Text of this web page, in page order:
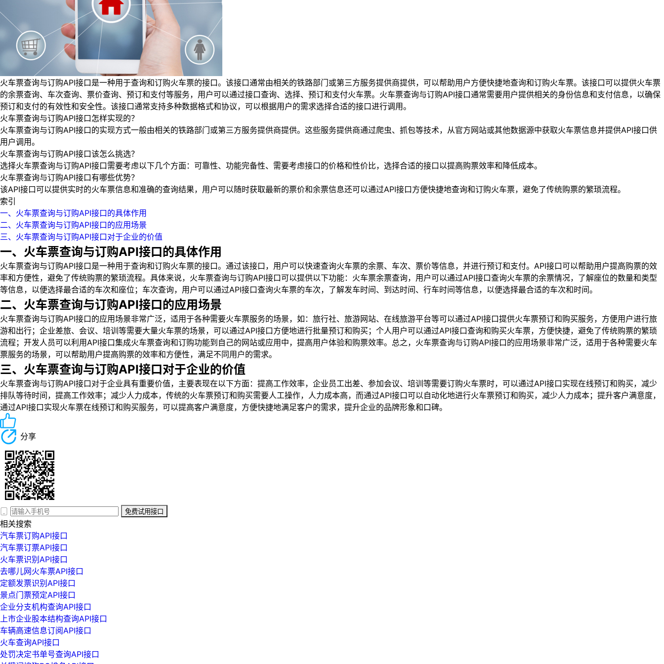
火车票查询与订购API接口是一种用于查询和订购火车票的接口。该接口通常由相关的铁路部门或第三方服务提供商提供，可以帮助用户方便快捷地查询和订购火车票。该接口可以提供火车票
的余票查询、车次查询、票价查询、预订和支付等服务，用户可以通过接口查询、选择、预订和支付火车票。火车票查询与订购API接口通常需要用户提供相关的身份信息和支付信息，以确保
预订和支付的有效性和安全性。该接口通常支持多种数据格式和协议，可以根据用户的需求选择合适的接口进行调用。
火车票查询与订购API接口怎样实现的？
火车票查询与订购API接口的实现方式一般由相关的铁路部门或第三方服务提供商提供。这些服务提供商通过爬虫、抓包等技术，从官方网站或其他数据源中获取火车票信息并提供API接口供
用户调用。
火车票查询与订购API接口该怎么挑选？
选择火车票查询与订购API接口需要考虑以下几个方面：可靠性、功能完备性、需要考虑接口的价格和性价比，选择合适的接口以提高购票效率和降低成本。
火车票查询与订购API接口有哪些优势？
该API接口可以提供实时的火车票信息和准确的查询结果，用户可以随时获取最新的票价和余票信息还可以通过API接口方便快捷地查询和订购火车票，避免了传统购票的繁琐流程。
索引
一、火车票查询与订购API接口的具体作用
二、火车票查询与订购API接口的应用场景
三、火车票查询与订购API接口对于企业的价值
一、火车票查询与订购API接口的具体作用
火车票查询与订购API接口是一种用于查询和订购火车票的接口。通过该接口，用户可以快速查询火车票的余票、车次、票价等信息，并进行预订和支付。API接口可以帮助用户提高购票的效
率和方便性，避免了传统购票的繁琐流程。具体来说，火车票查询与订购API接口可以提供以下功能：火车票余票查询，用户可以通过API接口查询火车票的余票情况，了解座位的数量和类型
等信息，以便选择最合适的车次和座位；车次查询，用户可以通过API接口查询火车票的车次，了解发车时间、到达时间、行车时间等信息，以便选择最合适的车次和时间。
二、火车票查询与订购API接口的应用场景
火车票查询与订购API接口的应用场景非常广泛，适用于各种需要火车票服务的场景，如：旅行社、旅游网站、在线旅游平台等可以通过API接口提供火车票预订和购买服务，方便用户进行旅
游和出行；企业差旅、会议、培训等需要大量火车票的场景，可以通过API接口方便地进行批量预订和购买；个人用户可以通过API接口查询和购买火车票，方便快捷，避免了传统购票的繁琐
流程；开发人员可以利用API接口集成火车票查询和订购功能到自己的网站或应用中，提高用户体验和购票效率。总之，火车票查询与订购API接口的应用场景非常广泛，适用于各种需要火车
票服务的场景，可以帮助用户提高购票的效率和方便性，满足不同用户的需求。
三、火车票查询与订购API接口对于企业的价值
火车票查询与订购API接口对于企业具有重要价值，主要表现在以下方面：提高工作效率，企业员工出差、参加会议、培训等需要订购火车票时，可以通过API接口实现在线预订和购买，减少
排队等待时间，提高工作效率；减少人力成本，传统的火车票预订和购买需要人工操作，人力成本高，而通过API接口可以自动化地进行火车票预订和购买，减少人力成本；提升客户满意度，
通过API接口实现火车票在线预订和购买服务，可以提高客户满意度，方便快捷地满足客户的需求，提升企业的品牌形象和口碑。
分享
免费试用接口
相关搜索
汽车票订购API接口
汽车票订票API接口
火车票识别API接口
去哪儿网火车票API接口
定额发票识别API接口
景点门票预定API接口
企业分支机构查询API接口
上市企业股本结构查询API接口
车辆高速信息订阅API接口
火车查询API接口
处罚决定书单号查询API接口